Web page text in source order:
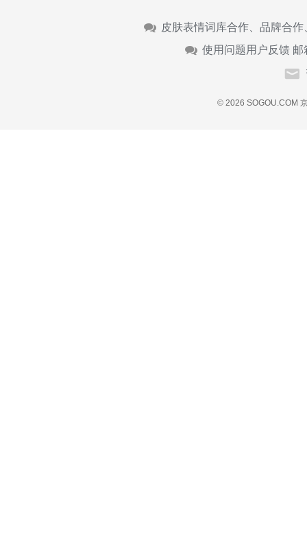
皮肤表情词库合作、品牌合
使用问题用户反馈 邮
© 2026 SOGOU.COM